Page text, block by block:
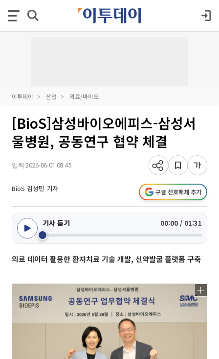
이투데이 산업 의료/바이오
[BioS]삼성바이오에피스-삼성서
울병원, 공동연구 협약 체결
입력 2026-06-01 08:45
BioS 김성민 기자 구글 선호매체 추가
기사 듣기 00:00 / 01:31
의료 데이터 활용한 환자치료 기술 개발, 신약발굴 플랫폼 구축